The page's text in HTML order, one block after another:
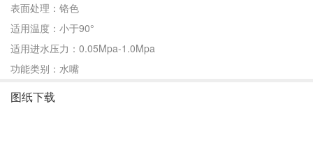
表面处理：铬色
适用温度：小于90°
适用进水压力：0.05Mpa-1.0Mpa
功能类别：水嘴
图纸下载